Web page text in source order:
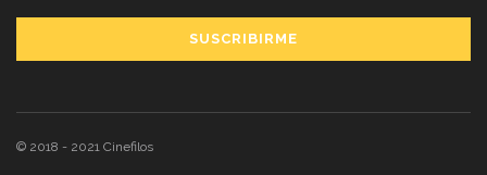
© 2018 - 2021 Cinefilos